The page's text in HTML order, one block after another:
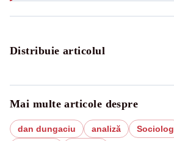
Distribuie articolul
Mai multe articole despre
dan dungaciu analiză Sociolog